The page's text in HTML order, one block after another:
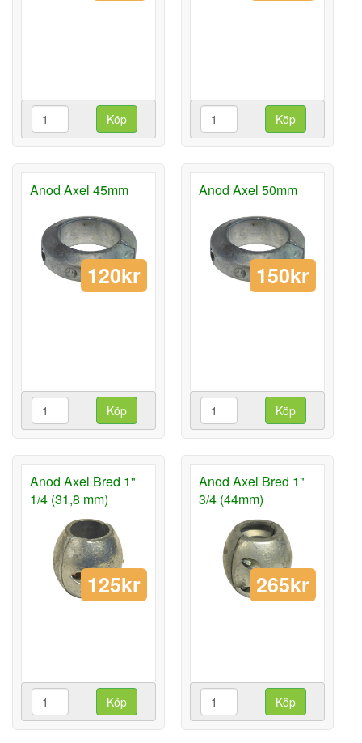
Köp Köp
Anod Axel 45mm
120kr
Köp
Anod Axel 50mm
150kr
Köp
Anod Axel Bred 1"
1/4 (31,8 mm)
125kr
Köp
Anod Axel Bred 1"
3/4 (44mm)
265kr
Köp